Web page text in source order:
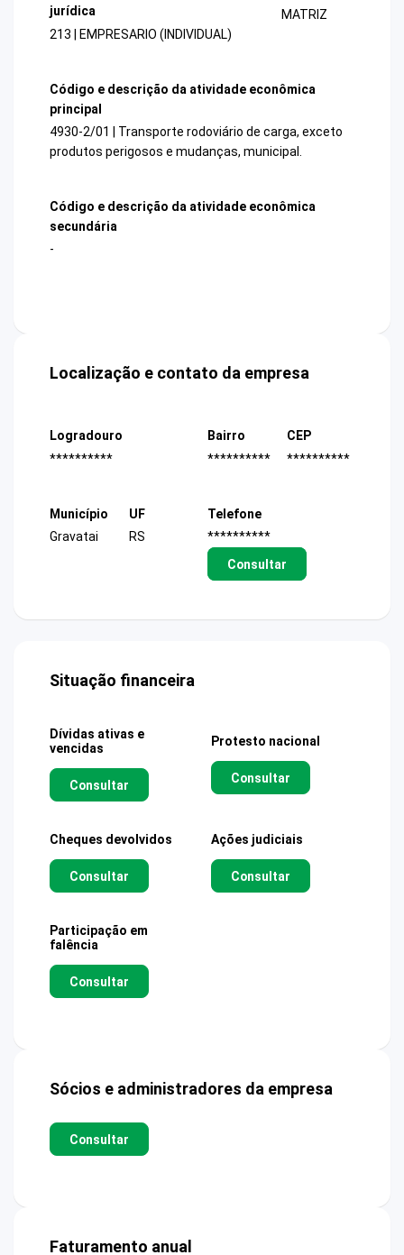
jurídica
213 | EMPRESARIO (INDIVIDUAL)
MATRIZ
Código e descrição da atividade econômica
principal
4930-2/01 | Transporte rodoviário de carga, exceto
produtos perigosos e mudanças, municipal.
Código e descrição da atividade econômica
secundária
-
Localização e contato da empresa
Logradouro
**********
Bairro
**********
CEP
**********
Município
Gravatai
UF
RS
Telefone
**********
Consultar
Situação financeira
Dívidas ativas e
vencidas
Consultar
Protesto nacional
Consultar
Cheques devolvidos
Consultar
Ações judiciais
Consultar
Participação em
falência
Consultar
Sócios e administradores da empresa
Consultar
Faturamento anual